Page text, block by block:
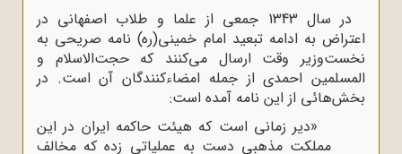
در سال 1343 جمعی از علما و طلاب اصفهانی در
اعتراض به ادامه تبعید امام خمینی(ره) نامه صریحی به
نخست‌وزیر وقت ارسال می‌کنند که حجت‌الاسلام و
المسلمین احمدی از جمله امضاءکنندگان آن است. در
بخش‌هائی از این نامه آمده است:
«دیر زمانی است که هیئت حاکمه ایران در این
مملکت مذهبی دست به عملیاتی زده که مخالف